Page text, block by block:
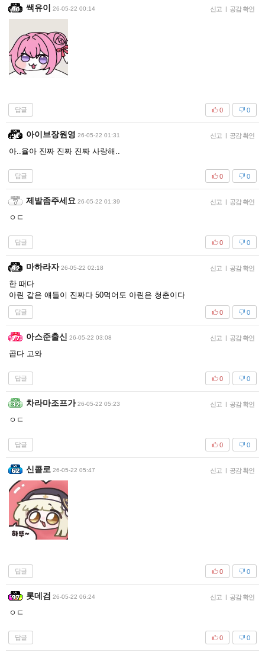
쌕유이 26-05-22 00:14 신고 | 공감 확인
답글 0
0
아이브장원영 26-05-22 01:31 신고 | 공감 확인
아..율아 진짜 진짜 진짜 사랑해..
답글 0
0
제발좀주세요 26-05-22 01:39 신고 | 공감 확인
ㅇㄷ
답글 0
0
마하라자 26-05-22 02:18 신고 | 공감 확인
한 때다
아린 같은 얘들이 진짜다 50먹어도 아린은 청춘이다
답글 0
0
아스준출신 26-05-22 03:08 신고 | 공감 확인
곱다 고와
답글 0
0
차라마조프가 26-05-22 05:23 신고 | 공감 확인
ㅇㄷ
답글 0
0
신콜로 26-05-22 05:47 신고 | 공감 확인
답글 0
0
롯데검 26-05-22 06:24 신고 | 공감 확인
ㅇㄷ
답글 0
0